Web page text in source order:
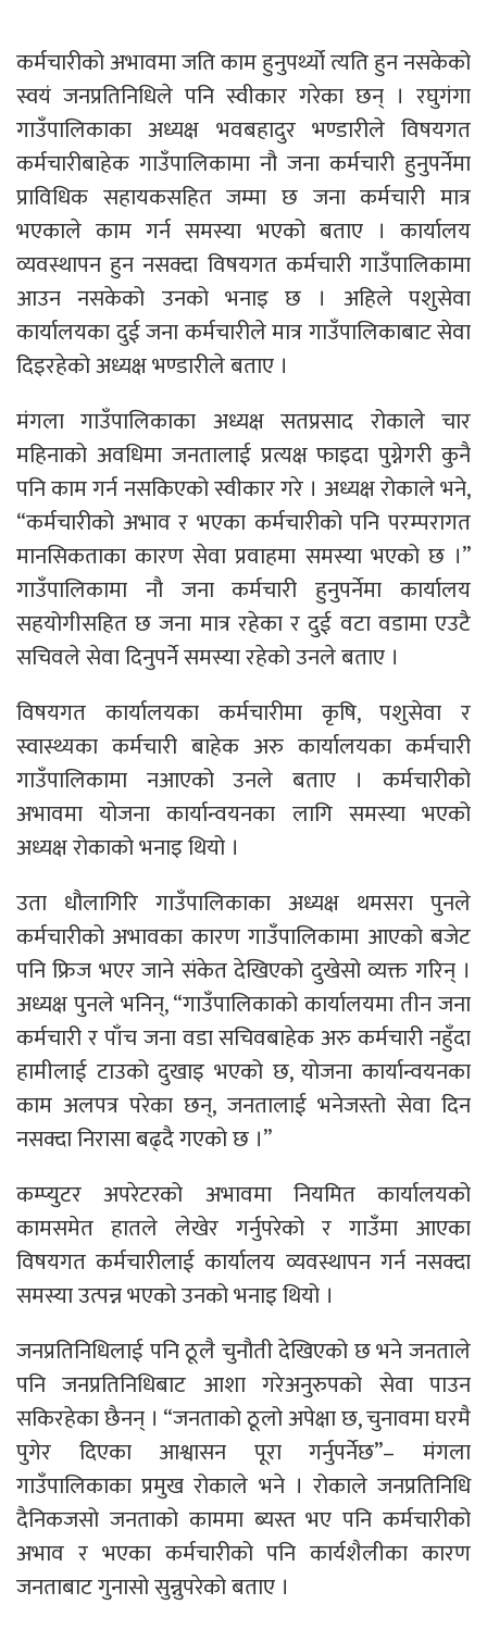
कर्मचारीको अभावमा जति काम हुनुपर्थ्यो त्यति हुन नसकेको
स्वयं जनप्रतिनिधिले पनि स्वीकार गरेका छन् । रघुगंगा
गाउँपालिकाका अध्यक्ष भवबहादुर भण्डारीले विषयगत
कर्मचारीबाहेक गाउँपालिकामा नौ जना कर्मचारी हुनुपर्नेमा
प्राविधिक सहायकसहित जम्मा छ जना कर्मचारी मात्र
भएकाले काम गर्न समस्या भएको बताए । कार्यालय
व्यवस्थापन हुन नसक्दा विषयगत कर्मचारी गाउँपालिकामा
आउन नसकेको उनको भनाइ छ । अहिले पशुसेवा
कार्यालयका दुई जना कर्मचारीले मात्र गाउँपालिकाबाट सेवा
दिइरहेको अध्यक्ष भण्डारीले बताए ।
मंगला गाउँपालिकाका अध्यक्ष सतप्रसाद रोकाले चार
महिनाको अवधिमा जनतालाई प्रत्यक्ष फाइदा पुग्नेगरी कुनै
पनि काम गर्न नसकिएको स्वीकार गरे । अध्यक्ष रोकाले भने,
“कर्मचारीको अभाव र भएका कर्मचारीको पनि परम्परागत
मानसिकताका कारण सेवा प्रवाहमा समस्या भएको छ ।”
गाउँपालिकामा नौ जना कर्मचारी हुनुपर्नेमा कार्यालय
सहयोगीसहित छ जना मात्र रहेका र दुई वटा वडामा एउटै
सचिवले सेवा दिनुपर्ने समस्या रहेको उनले बताए ।
विषयगत कार्यालयका कर्मचारीमा कृषि, पशुसेवा र
स्वास्थ्यका कर्मचारी बाहेक अरु कार्यालयका कर्मचारी
गाउँपालिकामा नआएको उनले बताए । कर्मचारीको
अभावमा योजना कार्यान्वयनका लागि समस्या भएको
अध्यक्ष रोकाको भनाइ थियो ।
उता धौलागिरि गाउँपालिकाका अध्यक्ष थमसरा पुनले
कर्मचारीको अभावका कारण गाउँपालिकामा आएको बजेट
पनि फ्रिज भएर जाने संकेत देखिएको दुखेसो व्यक्त गरिन् ।
अध्यक्ष पुनले भनिन्, “गाउँपालिकाको कार्यालयमा तीन जना
कर्मचारी र पाँच जना वडा सचिवबाहेक अरु कर्मचारी नहुँदा
हामीलाई टाउको दुखाइ भएको छ, योजना कार्यान्वयनका
काम अलपत्र परेका छन्, जनतालाई भनेजस्तो सेवा दिन
नसक्दा निरासा बढ्दै गएको छ ।”
कम्प्युटर अपरेटरको अभावमा नियमित कार्यालयको
कामसमेत हातले लेखेर गर्नुपरेको र गाउँमा आएका
विषयगत कर्मचारीलाई कार्यालय व्यवस्थापन गर्न नसक्दा
समस्या उत्पन्न भएको उनको भनाइ थियो ।
जनप्रतिनिधिलाई पनि ठूलै चुनौती देखिएको छ भने जनताले
पनि जनप्रतिनिधिबाट आशा गरेअनुरुपको सेवा पाउन
सकिरहेका छैनन् । “जनताको ठूलो अपेक्षा छ, चुनावमा घरमै
पुगेर दिएका आश्वासन पूरा गर्नुपर्नेछ”– मंगला
गाउँपालिकाका प्रमुख रोकाले भने । रोकाले जनप्रतिनिधि
दैनिकजसो जनताको काममा ब्यस्त भए पनि कर्मचारीको
अभाव र भएका कर्मचारीको पनि कार्यशैलीका कारण
जनताबाट गुनासो सुन्नुपरेको बताए ।